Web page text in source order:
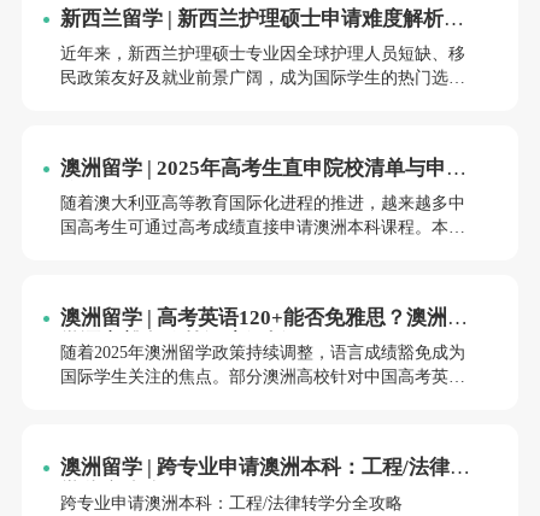
架、金额计算、材料准备及风险规避四个维度展开分
析。
新西兰留学 | 新西兰护理硕士申请难度解析：
竞争加剧但机会仍存
近年来，新西兰护理硕士专业因全球护理人员短缺、移
民政策友好及就业前景广阔，成为国际学生的热门选
解析新西兰护理硕士的真实申请难度。
澳洲留学 | 2025年高考生直申院校清单与申请
流程解析
随着澳大利亚高等教育国际化进程的推进，越来越多中
国高考生可通过高考成绩直接申请澳洲本科课程。本文
澳洲留学 | 高考英语120+能否免雅思？澳洲大
学语言豁免政策深度解析
随着2025年澳洲留学政策持续调整，语言成绩豁免成为
国际学生关注的焦点。部分澳洲高校针对中国高考英语
件。
澳洲留学 | 跨专业申请澳洲本科：工程/法律转
学分全攻略
跨专业申请澳洲本科：工程/法律转学分全攻略